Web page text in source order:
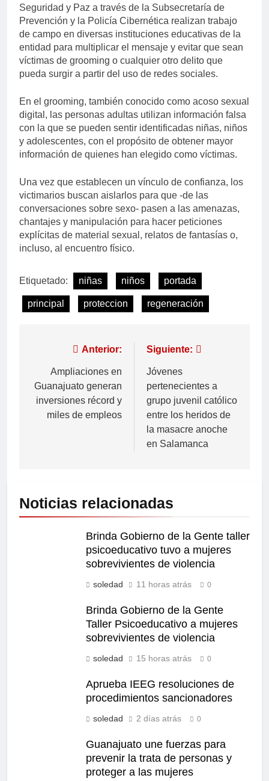
Seguridad y Paz a través de la Subsecretaría de
Prevención y la Policía Cibernética realizan trabajo
de campo en diversas instituciones educativas de la
entidad para multiplicar el mensaje y evitar que sean
víctimas de grooming o cualquier otro delito que
pueda surgir a partir del uso de redes sociales.
En el grooming, también conocido como acoso sexual
digital, las personas adultas utilizan información falsa
con la que se pueden sentir identificadas niñas, niños
y adolescentes, con el propósito de obtener mayor
información de quienes han elegido como víctimas.
Una vez que establecen un vínculo de confianza, los
victimarios buscan aislarlos para que -de las
conversaciones sobre sexo- pasen a las amenazas,
chantajes y manipulación para hacer peticiones
explícitas de material sexual, relatos de fantasías o,
incluso, al encuentro físico.
Etiquetado: niñas niños portada
principal proteccion regeneración
Anterior:
Ampliaciones en
Guanajuato generan
inversiones récord y
miles de empleos
Siguiente:
Jóvenes
pertenecientes a
grupo juvenil católico
entre los heridos de
la masacre anoche
en Salamanca
Noticias relacionadas
Brinda Gobierno de la Gente taller
psicoeducativo tuvo a mujeres
sobrevivientes de violencia
soledad 11 horas atrás 0
Brinda Gobierno de la Gente
Taller Psicoeducativo a mujeres
sobrevivientes de violencia
soledad 15 horas atrás 0
Aprueba IEEG resoluciones de
procedimientos sancionadores
soledad 2 días atrás 0
Guanajuato une fuerzas para
prevenir la trata de personas y
proteger a las mujeres